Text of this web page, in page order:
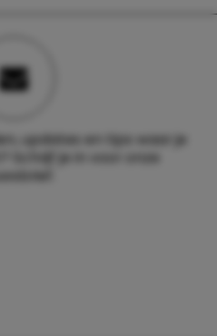
updates en tips waar je
Schrijf je in voor onze